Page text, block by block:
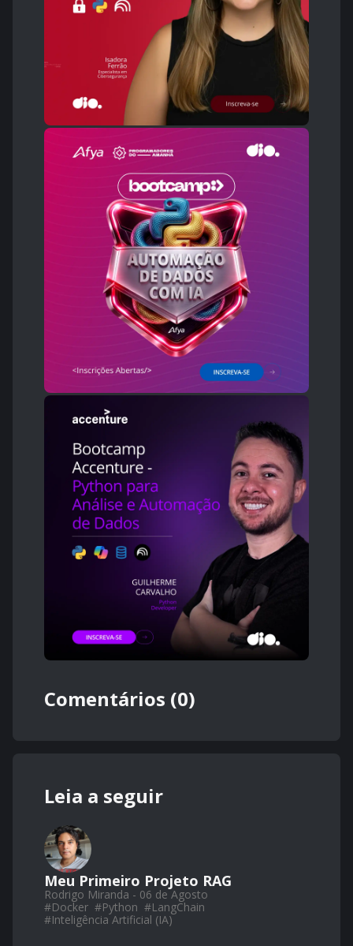
Comentários (0)
Leia a seguir
Meu Primeiro Projeto RAG
Rodrigo Miranda - 06 de Agosto
#Docker #Python #LangChain
#Inteligência Artificial (IA)